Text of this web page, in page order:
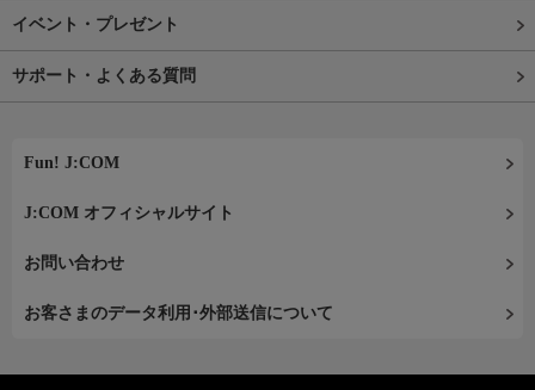
イベント・プレゼント
サポート・よくある質問
Fun! J:COM
J:COM オフィシャルサイト
お問い合わせ
お客さまのデータ利用･外部送信について